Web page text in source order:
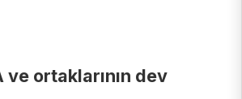
ortaklarının dev